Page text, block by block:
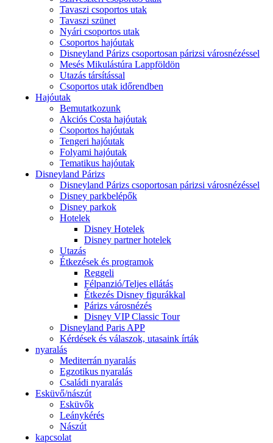
Tavaszi csoportos utak
Tavaszi szünet
Nyári csoportos utak
Csoportos hajóutak
Disneyland Párizs csoportosan párizsi városnézéssel
Mesés Mikulástúra Lappföldön
Utazás társítással
Csoportos utak időrendben
Hajóutak
Bemutatkozunk
Akciós Costa hajóutak
Csoportos hajóutak
Tengeri hajóutak
Folyami hajóutak
Tematikus hajóutak
Disneyland Párizs
Disneyland Párizs csoportosan párizsi városnézéssel
Disney parkbelépők
Disney parkok
Hotelek
Disney Hotelek
Disney partner hotelek
Utazás
Étkezések és programok
Reggeli
Félpanzió/Teljes ellátás
Étkezés Disney figurákkal
Párizs városnézés
Disney VIP Classic Tour
Disneyland Paris APP
Kérdések és válaszok, utasaink írták
nyaralás
Mediterrán nyaralás
Egzotikus nyaralás
Családi nyaralás
Esküvő/nászút
Esküvők
Leánykérés
Nászút
kapcsolat